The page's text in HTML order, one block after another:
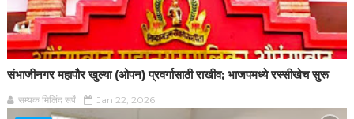
संभाजीनगर महापौर खुल्या (ओपन) प्रवर्गासाठी राखीव; भाजपमध्ये रस्सीखेच सुरू
सम्यक मिलिंद सर्पे Jan 22, 2026